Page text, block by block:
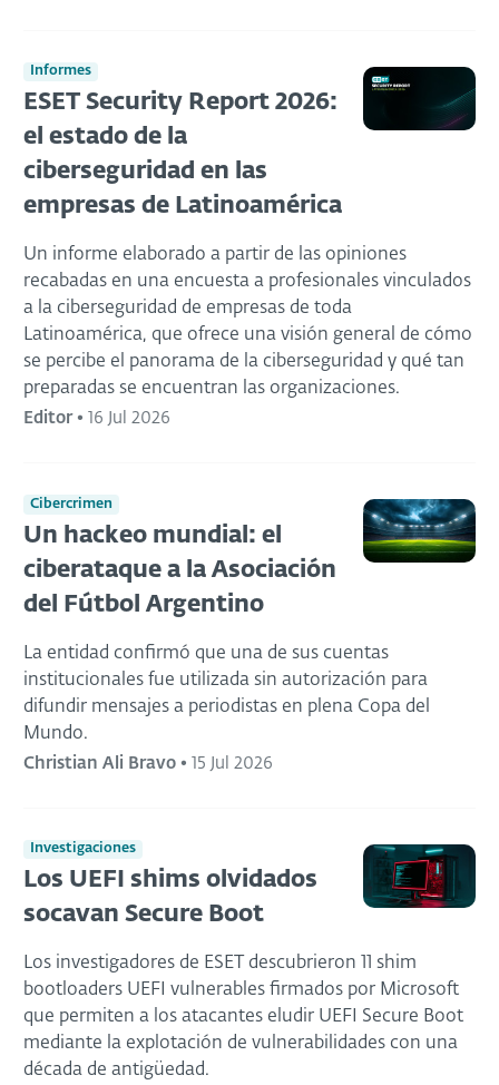
Informes
ESET Security Report 2026:
el estado de la
ciberseguridad en las
empresas de Latinoamérica
Un informe elaborado a partir de las opiniones
recabadas en una encuesta a profesionales vinculados
a la ciberseguridad de empresas de toda
Latinoamérica, que ofrece una visión general de cómo
se percibe el panorama de la ciberseguridad y qué tan
preparadas se encuentran las organizaciones.
Editor• 16 Jul 2026
Cibercrimen
Un hackeo mundial: el
ciberataque a la Asociación
del Fútbol Argentino
La entidad confirmó que una de sus cuentas
institucionales fue utilizada sin autorización para
difundir mensajes a periodistas en plena Copa del
Mundo.
Christian Ali Bravo • 15 Jul 2026
Investigaciones
Los UEFI shims olvidados
socavan Secure Boot
Los investigadores de ESET descubrieron 11 shim
bootloaders UEFI vulnerables firmados por Microsoft
que permiten a los atacantes eludir UEFI Secure Boot
mediante la explotación de vulnerabilidades con una
década de antigüedad.